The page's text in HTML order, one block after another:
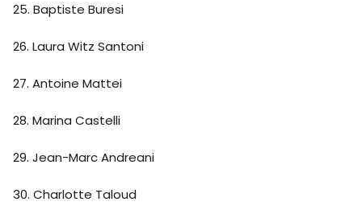
25. Baptiste Buresi
26. Laura Witz Santoni
27. Antoine Mattei
28. Marina Castelli
29. Jean-Marc Andreani
30. Charlotte Taloud